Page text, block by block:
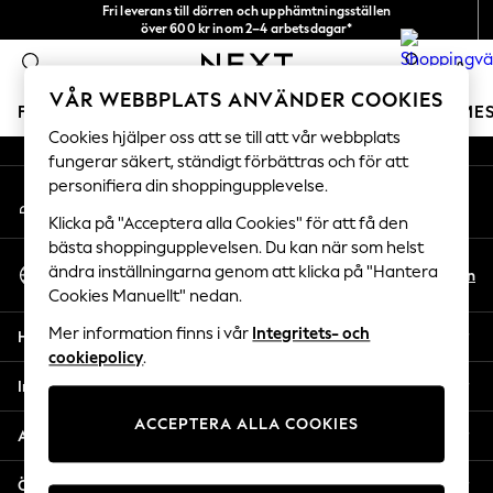
Fri leverans till dörren och upphämtningsställen
över 600 kr inom 2–4 arbetsdagar*
0
FLICKOR POJKAR BABY DAMER HERRAR
GIRLS
New In
50 - 92cm
98 - 110cm
116 - 134cm
140 - 174cm
Trending: Top & Short Sets
Trending: Clogs
All Clothing
Coats & Jackets
Sweatshirts & Hoodies
An error occurred on client
Våra sociala nätverk
Mitt konto
Logga in på ditt konto
Välj Språk
Svenska
Sv En
Hjälp
Integritet & Juridik
Avdelningar
Övriga tjänster
VÅR WEBBPLATS ANVÄNDER COOKIES
Cookies hjälper oss att se till att vår webbplats
fungerar säkert, ständigt förbättras och för att
personifiera din shoppingupplevelse.
Klicka på "Acceptera alla Cookies" för att få den
bästa shoppingupplevelsen. Du kan när som helst
ändra inställningarna genom att klicka på "Hantera
Cookies Manuellt" nedan.
Mer information finns i vår Integritets- och
cookiepolicy.
ACCEPTERA ALLA COOKIES